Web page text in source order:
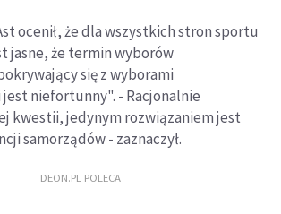
ocenił, że dla wszystkich stron sportu
jasne, że termin wyborów
się z wyborami
niefortunny". - Racjonalnie
kwestii, jedynym rozwiązaniem jest
samorządów - zaznaczył.
DEON.PL POLECA